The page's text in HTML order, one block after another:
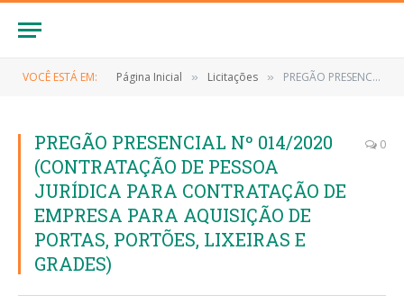
VOCÊ ESTÁ EM: Página Inicial » Licitações » PREGÃO PRESENCIAL Nº 014/2020 (CONTRATAÇÃO DE PESSOA JURÍDICA PARA CONTRATAÇÃO DE EMPRESA PARA AQUISIÇÃO DE PORTAS, PORTÕES, LIXEIRAS E GRADES)
PREGÃO PRESENCIAL Nº 014/2020
(CONTRATAÇÃO DE PESSOA
JURÍDICA PARA CONTRATAÇÃO DE
EMPRESA PARA AQUISIÇÃO DE
PORTAS, PORTÕES, LIXEIRAS E
GRADES)
0